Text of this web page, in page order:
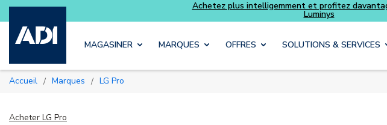
Skip to main content
Achetez plus intelligemment et profitez davantage avec les kits
MAGASINER MARQUES OFFRES SOLUTIONS & SERVICES
Accueil / Marques / LG Pro
Acheter LG Pro